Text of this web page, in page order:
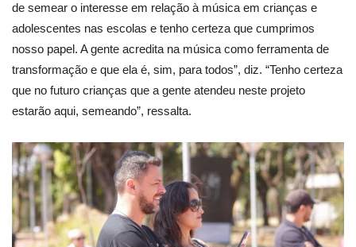
de semear o interesse em relação à música em crianças e
adolescentes nas escolas e tenho certeza que cumprimos
nosso papel. A gente acredita na música como ferramenta de
transformação e que ela é, sim, para todos”, diz. “Tenho certeza
que no futuro crianças que a gente atendeu neste projeto
estarão aqui, semeando”, ressalta.